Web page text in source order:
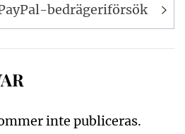
bedrägeriförsök
inte publiceras.